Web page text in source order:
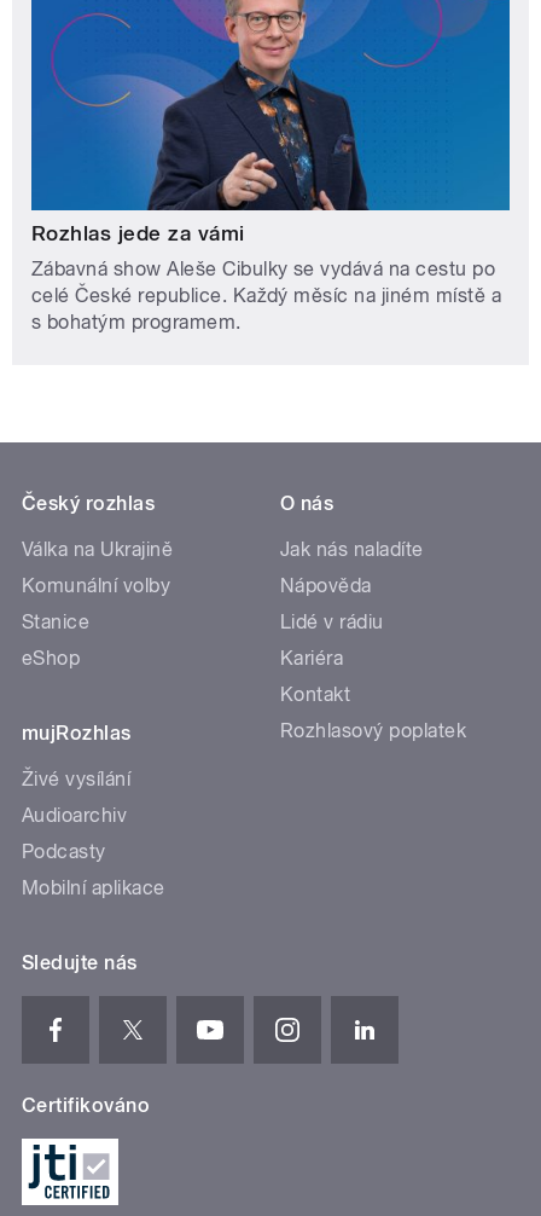
Rozhlas jede za vámi
Zábavná show Aleše Cibulky se vydává na cestu po
celé České republice. Každý měsíc na jiném místě a
s bohatým programem.
Český rozhlas
Válka na Ukrajině
Komunální volby
Stanice
eShop
mujRozhlas
Živé vysílání
Audioarchiv
Podcasty
Mobilní aplikace
O nás
Jak nás naladíte
Nápověda
Lidé v rádiu
Kariéra
Kontakt
Rozhlasový poplatek
Sledujte nás
Certifikováno